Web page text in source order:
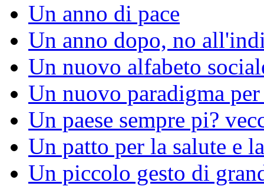
Un anno di pace
Un anno dopo, no
Un nuovo alfabeto
Un nuovo paradigma
Un paese sempre pi?
Un patto per la salute e
Un piccolo gesto di